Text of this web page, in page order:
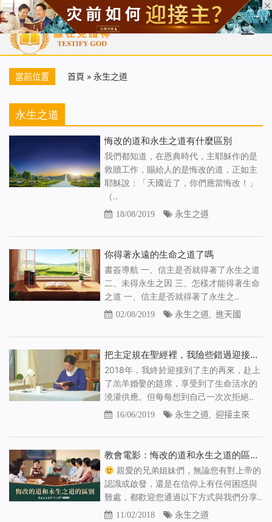
首頁 每日靈糧 天國福音 基督徒見證 信仰解答 聖經
當前位置 首頁 » 永生之道
永生之道
悔改的道和永生之道有什麼區別
我們都知道，在恩典時代，主耶穌作的是
救贖工作，賜給人的是悔改的道，正如主
耶穌說：「天國近了，你們應當悔改！」
（..
18/08/2019 永生之道
你得著永遠的生命之道了嗎
書簽導航 一、信主是否就得著了永生之道
二、未得永生之因 三、怎樣才能得著生命
之道 一、信主是否就得著了永生之..
02/08/2019 永生之道, 進天國
把主定規在聖經裡，我險些錯過迎接主來的機會
2018年，我終於迎接到了主的再來，赴上
了羔羊婚娶的筵席，享受到了生命活水的
澆灌供應。但每每想到自己一次次拒絕..
16/06/2019 永生之道, 迎接主來
教會電影：悔改的道和永生之道的區別 – 精彩片段
親愛的兄弟姐妹們，無論您有對上帝的
認識或啟發，還是在信仰上有任何困惑與
難處，都歡迎您通過以下方式與我們分享..
11/02/2018 永生之道